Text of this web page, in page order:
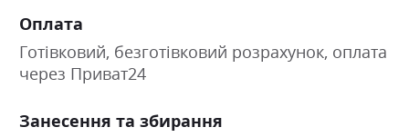
Оплата
Готівковий, безготівковий розрахунок, оплата
через Приват24
Занесення та збирання